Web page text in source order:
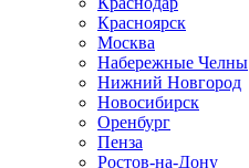
Красноярск
Москва
Набережные Челны
Нижний Новгород
Новосибирск
Оренбург
Пенза
Ростов-на-Дону